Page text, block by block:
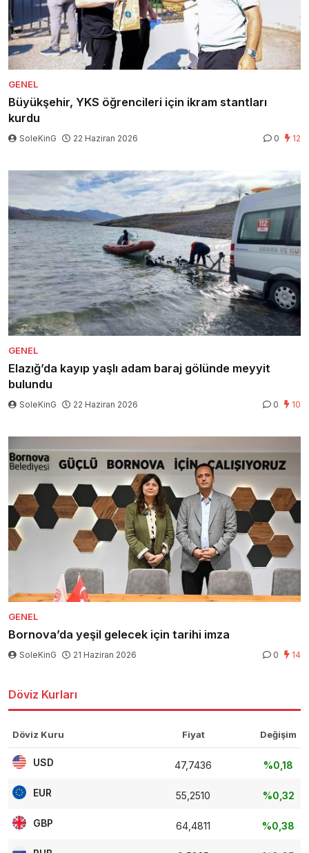
GENEL
Büyükşehir, YKS öğrencileri için ikram stantları
kurdu
SoleKinG 22 Haziran 2026 0 12
GENEL
Elazığ’da kayıp yaşlı adam baraj gölünde meyyit
bulundu
SoleKinG 22 Haziran 2026 0 10
GENEL
Bornova’da yeşil gelecek için tarihi imza
SoleKinG 21 Haziran 2026 0 14
Döviz Kurları
Döviz Kuru Fiyat Değişim
USD 47,7436 %0,18
EUR 55,2510 %0,32
GBP 64,4811 %0,38